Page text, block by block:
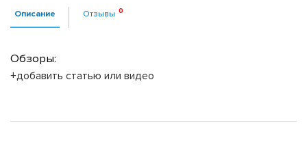
Описание Отзывы
Обзоры:
+добавить статью или видео